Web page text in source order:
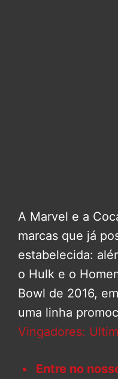
A Marvel e a
marcas que já
estabelecida:
o Hulk e o
Bowl de 2016,
uma linha
Vingadores:
Entre no